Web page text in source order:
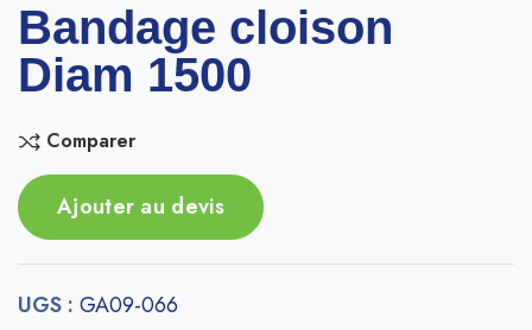
Bandage cloison
Diam 1500
Comparer
Ajouter au devis
UGS : GA09-066